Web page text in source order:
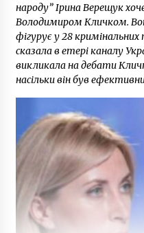
народу” Ірина Верещук
Володимиром Кличком.
фігурує у 28
сказала в етері каналу
викликала на дебати
насільки він був